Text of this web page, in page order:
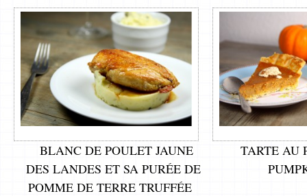
BLANC DE POULET JAUNE
DES LANDES ET SA PURÉE DE
POMME DE TERRE TRUFFÉE
TARTE AU